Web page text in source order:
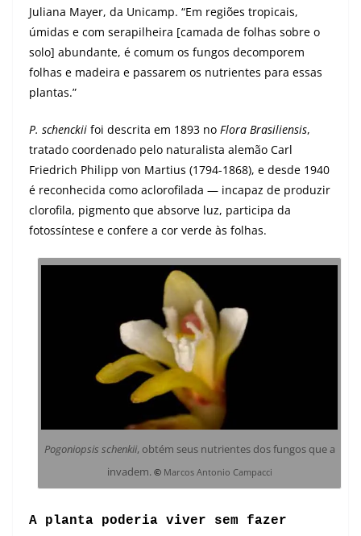
Juliana Mayer, da Unicamp. “Em regiões tropicais,
úmidas e com serapilheira [camada de folhas sobre o
solo] abundante, é comum os fungos decomporem
folhas e madeira e passarem os nutrientes para essas
plantas.”
P. schenckii foi descrita em 1893 no Flora Brasiliensis,
tratado coordenado pelo naturalista alemão Carl
Friedrich Philipp von Martius (1794-1868), e desde 1940
é reconhecida como aclorofilada — incapaz de produzir
clorofila, pigmento que absorve luz, participa da
fotossíntese e confere a cor verde às folhas.
Pogoniopsis schenkii, obtém seus nutrientes dos fungos que a
invadem. © Marcos Antonio Campacci
A planta poderia viver sem fazer